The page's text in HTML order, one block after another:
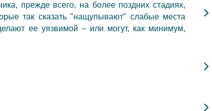
прежде всего, на более поздних стадиях,
так сказать "нащупывают" слабые места
ее уязвимой – или могут, как минимум,